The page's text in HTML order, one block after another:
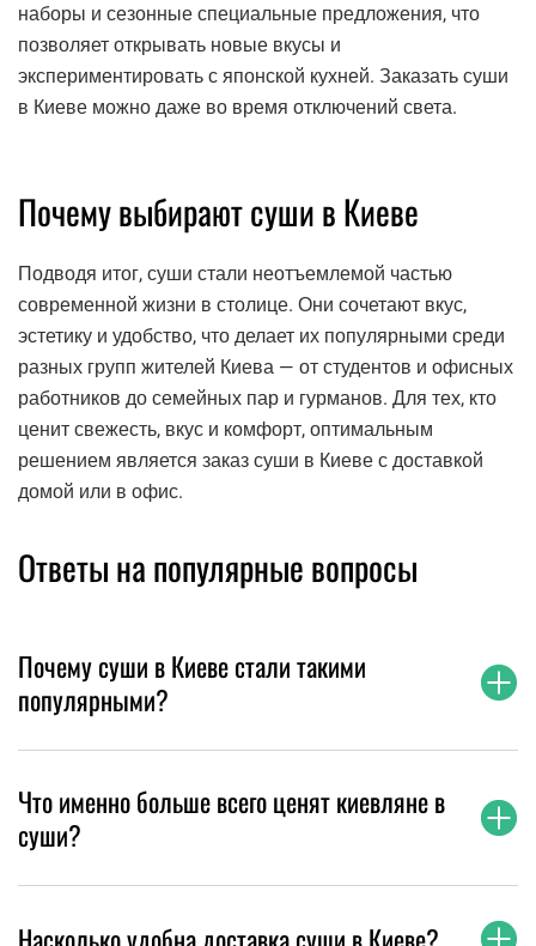
наборы и сезонные специальные предложения, что
позволяет открывать новые вкусы и
экспериментировать с японской кухней. Заказать суши
в Киеве можно даже во время отключений света.
Почему выбирают суши в Киеве
Подводя итог, суши стали неотъемлемой частью
современной жизни в столице. Они сочетают вкус,
эстетику и удобство, что делает их популярными среди
разных групп жителей Киева — от студентов и офисных
работников до семейных пар и гурманов. Для тех, кто
ценит свежесть, вкус и комфорт, оптимальным
решением является заказ суши в Киеве с доставкой
домой или в офис.
Ответы на популярные вопросы
Почему суши в Киеве стали такими
популярными?
Что именно больше всего ценят киевляне в
суши?